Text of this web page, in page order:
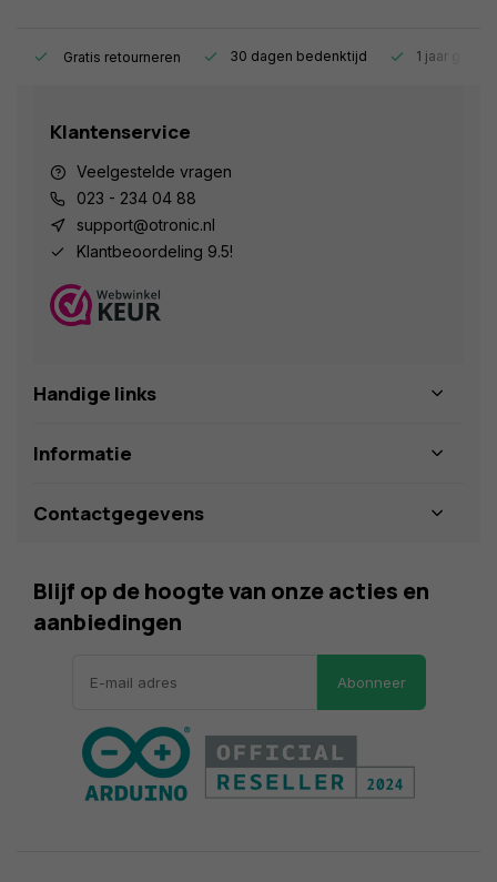
Gratis retourneren 30 dagen bedenktijd 1 jaar
Klantenservice
Veelgestelde vragen
023 - 234 04 88
support@otronic.nl
Klantbeoordeling 9.5!
Handige links
Informatie
Contactgegevens
Blijf op de hoogte van onze acties en
aanbiedingen
Abonneer